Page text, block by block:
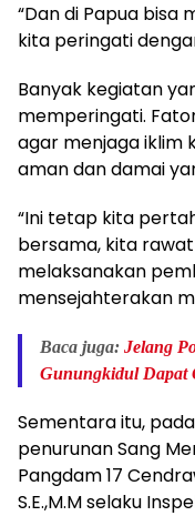
“Dan di Papua bisa
kita peringati
Banyak kegiatan
memperingati.
agar menjaga iklim
aman dan damai
“Ini tetap kita
bersama, kita
melaksanakan
mensejahterakan
Baca juga: Jelang
Gunungkidul Dapat
Sementara itu,
penurunan Sang
Pangdam 17
S.E.,M.M selaku